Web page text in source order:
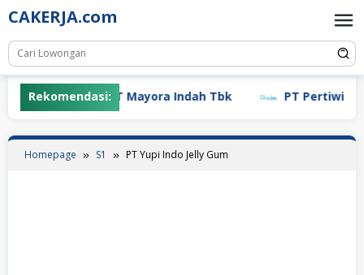
Skip
to
content
CAKERJA.com
Rekomendasi:PT Mayora Indah Tbk PT Pertiwi
Homepage S1 PT Yupi Indo Jelly Gum